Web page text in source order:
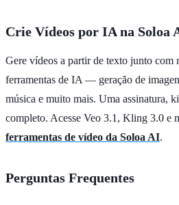
Crie Vídeos por IA na Soloa
Gere vídeos a partir de texto junto com
ferramentas de IA — geração de
música e muito mais. Uma assinatura,
completo. Acesse Veo 3.1, Kling 3.0 e
ferramentas de vídeo da Soloa AI.
Perguntas Frequentes